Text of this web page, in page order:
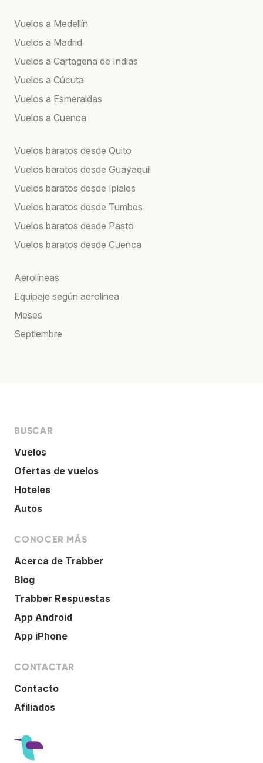
Vuelos a Medellín
Vuelos a Madrid
Vuelos a Cartagena de Indias
Vuelos a Cúcuta
Vuelos a Esmeraldas
Vuelos a Cuenca
Vuelos baratos desde Quito
Vuelos baratos desde Guayaquil
Vuelos baratos desde Ipiales
Vuelos baratos desde Tumbes
Vuelos baratos desde Pasto
Vuelos baratos desde Cuenca
Aerolíneas
Equipaje según aerolínea
Meses
Septiembre
BUSCAR
Vuelos
Ofertas de vuelos
Hoteles
Autos
CONOCER MÁS
Acerca de Trabber
Blog
Trabber Respuestas
App Android
App iPhone
CONTACTAR
Contacto
Afiliados